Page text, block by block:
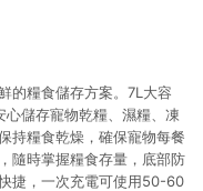
的糧食儲存方案。7L大容
儲存寵物乾糧、濕糧、凍
持糧食乾燥，確保寵物每餐
隨時掌握糧食存量，底部防
捷，一次充電可使用50-60